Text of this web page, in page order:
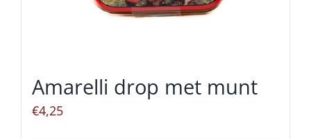
Amarelli drop met munt
€4,25